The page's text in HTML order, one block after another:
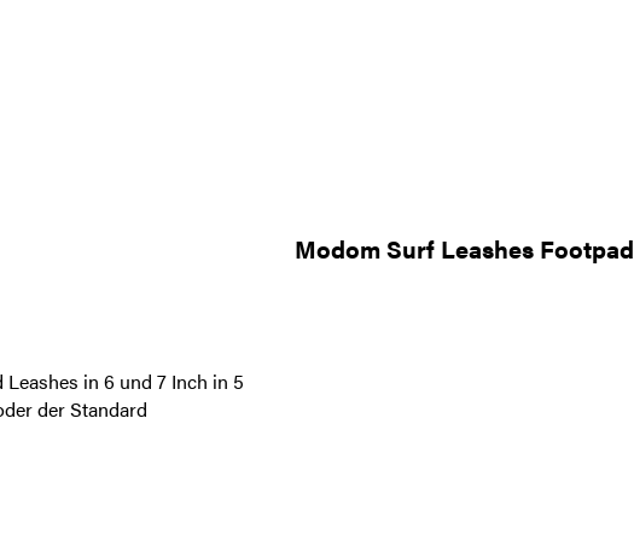
in 6 und 7 Inch in 5
der Standard
Modom Surf Leashes Footpad